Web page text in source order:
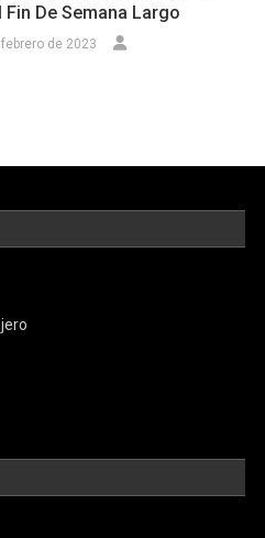
Fin De Semana Largo
de 2023